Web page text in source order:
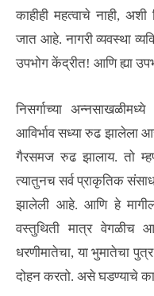
काहीही महत्वाचे नाही,
जात आहे. नागरी व्यवस्था
उपभोग केंद्रीत! आणि ह्या
निसर्गाच्या
आविर्भाव सध्या रुढ झालेला
गैरसमज रुढ झालाय. तो
त्यातुनच सर्व प्राकृतिक
झालेली आहे. आणि हे
वस्तुथिती मात्र वेगळीच
धरणीमातेचा, या भुमातेचा
दोहन करतो. असे घडण्याचे